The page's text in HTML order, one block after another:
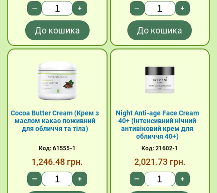
— +
До кошика
— +
До кошика
Cocoa Butter Cream (Крем з
маслом какао поживний
для обличчя та тіла)
Код: 61555-1
1,246.48 грн.
— +
Night Anti-age Face Cream
40+ (Інтенсивний нічний
антивіковий крем для
обличчя 40+)
Код: 21602-1
2,021.73 грн.
— +